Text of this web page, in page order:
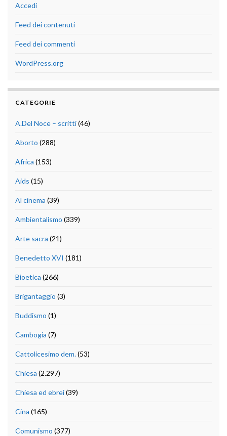
Accedi
Feed dei contenuti
Feed dei commenti
WordPress.org
CATEGORIE
A.Del Noce – scritti(46)
Aborto (288)
Africa (153)
Aids (15)
Al cinema (39)
Ambientalismo (339)
Arte sacra (21)
Benedetto XVI (181)
Bioetica (266)
Brigantaggio (3)
Buddismo (1)
Cambogia (7)
Cattolicesimo dem.(53)
Chiesa (2.297)
Chiesa ed ebrei(39)
Cina (165)
Comunismo (377)